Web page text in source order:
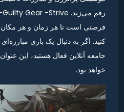
فرصتی است تا هر زمان و هر
کنید. اگر به دنبال یک بازی
جامعه آنلاین فعال هستید، این
خواهد بود.